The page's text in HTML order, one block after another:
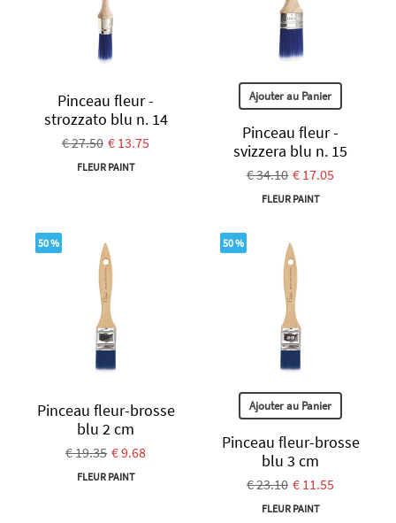
Pinceau fleur -
strozzato blu n. 14
€ 27.50 € 13.75
FLEUR PAINT
Ajouter au Panier
Pinceau fleur -
svizzera blu n. 15
€ 34.10 € 17.05
FLEUR PAINT
50 %
Pinceau fleur-brosse
blu 2 cm
€ 19.35 € 9.68
FLEUR PAINT
50 %
Ajouter au Panier
Pinceau fleur-brosse
blu 3 cm
€ 23.10 € 11.55
FLEUR PAINT